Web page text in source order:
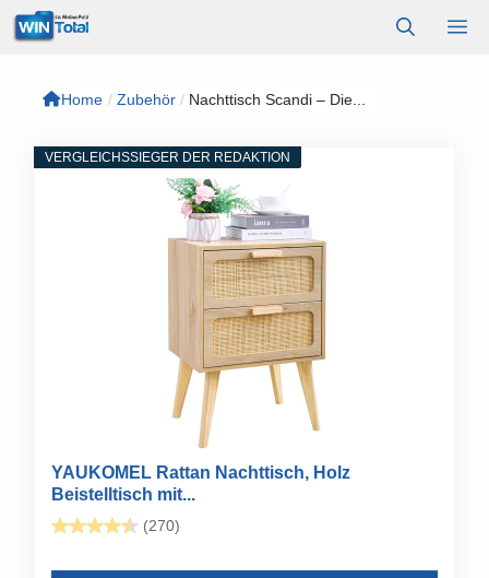
Zum
Inhalt
Home / Zubehör / Nachttisch Scandi – Die...
VERGLEICHSSIEGER DER REDAKTION
YAUKOMEL Rattan Nachttisch, Holz
Beistelltisch mit...
(270)